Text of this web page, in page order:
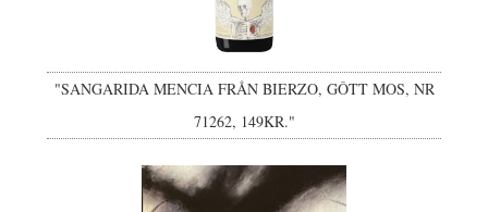
"SANGARIDA MENCIA FRÅN BIERZO, GÔTT MOS, NR
71262, 149KR."